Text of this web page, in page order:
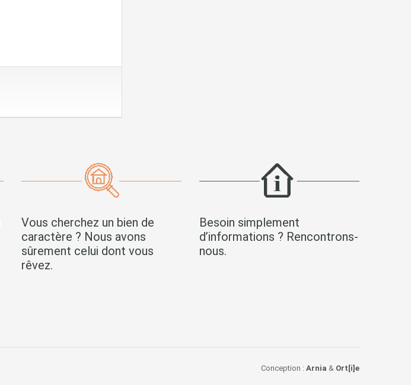
Vous cherchez un bien de
caractère ? Nous avons
sûrement celui dont vous
rêvez.
Besoin simplement
d’informations ? Rencontrons-
nous.
Conception : Arnia & Ort[i]e